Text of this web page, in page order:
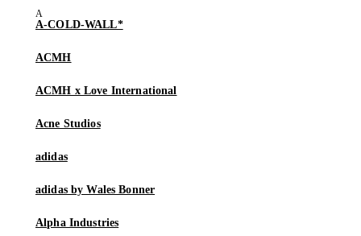
A-COLD-WALL*
ACMH
ACMH x Love International
Acne Studios
adidas
adidas by Wales Bonner
Alpha Industries